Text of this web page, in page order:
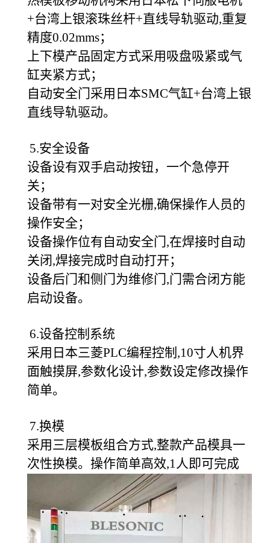
+台湾上银滚珠丝杆+直线导轨驱动,重复
精度0.02mms；
上下模产品固定方式采用吸盘吸紧或气
缸夹紧方式；
自动安全门采用日本SMC气缸+台湾上银
直线导轨驱动。
5.安全设备
设备设有双手启动按钮，一个急停开
关；
设备带有一对安全光栅,确保操作人员的
操作安全；
设备操作位有自动安全门,在焊接时自动
关闭,焊接完成时自动打开；
设备后门和侧门为维修门,门需合闭方能
启动设备。
6.设备控制系统
采用日本三菱PLC编程控制,10寸人机界
面触摸屏,参数化设计,参数设定修改操作
简单。
7.换模
采用三层模板组合方式,整款产品模具一
次性换模。操作简单高效,1人即可完成